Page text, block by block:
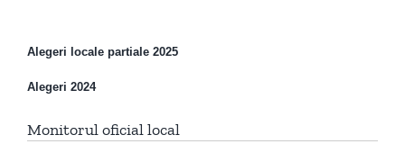
Alegeri locale partiale 2025
Alegeri 2024
Monitorul oficial local